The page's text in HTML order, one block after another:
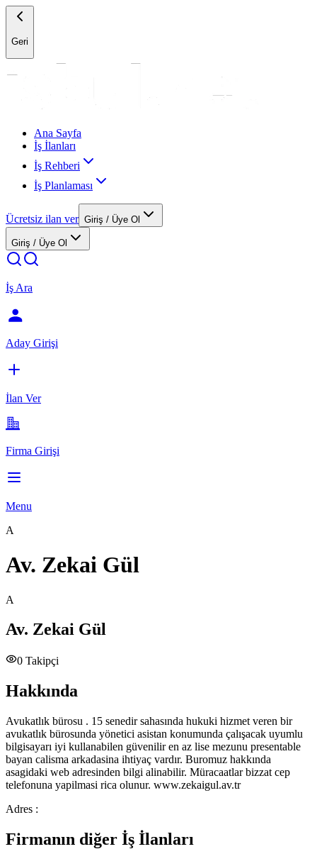
Geri
Ana Sayfa
İş İlanları
İş Rehberi
İş Planlaması
Ücretsiz ilan ver Giriş / Üye Ol
Giriş / Üye Ol
İş Ara
Aday Girişi
İlan Ver
Firma Girişi
Menu
A
Av. Zekai Gül
A
Av. Zekai Gül
0 Takipçi
Hakkında
Avukatlık bürosu . 15 senedir sahasında hukuki hizmet veren bir
avukatlık bürosunda yönetici asistan konumunda çalışacak uyumlu
bilgisayarı iyi kullanabilen güvenilir en az lise mezunu presentable
bayan calisma arkadasina ihtiyaç vardır. Buromuz hakkında
asagidaki web adresinden bilgi alinabilir. Müracaatlar bizzat cep
telefonuna yapilmasi rica olunur. www.zekaigul.av.tr
Adres :
Firmanın diğer İş İlanları